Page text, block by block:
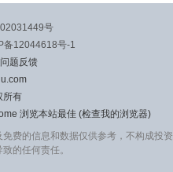
号
备12044618号-1
问题反馈
所有
浏览本站最佳 (检查我的浏览器)
费的信息和数据仅供参考，不构成投
的任何责任。